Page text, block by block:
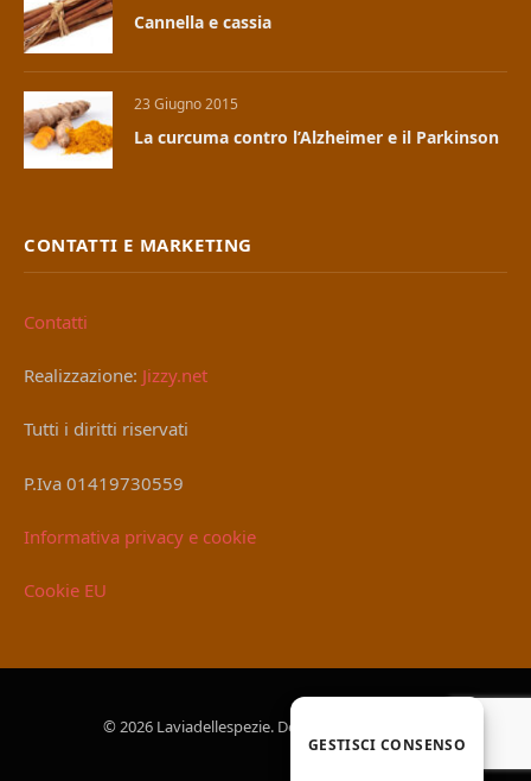
Cannella e cassia
23 Giugno 2015
La curcuma contro l’Alzheimer e il Parkinson
CONTATTI E MARKETING
Contatti
Realizzazione: Jizzy.net
Tutti i diritti riservati
P.Iva 01419730559
Informativa privacy e cookie
Cookie EU
© 2026 Laviadellespezie. Designed by
GESTISCI CONSENSO